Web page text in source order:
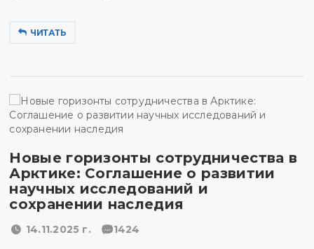
ЧИТАТЬ
Новые горизонты сотрудничества в
Арктике: Соглашение о развитии
научных исследований и
сохранении наследия
14.11.2025 г. 1424